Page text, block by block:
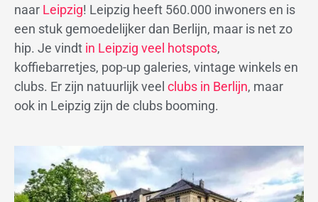
naar Leipzig! Leipzig heeft 560.000 inwoners en is
een stuk gemoedelijker dan Berlijn, maar is net zo
hip. Je vindt in Leipzig veel hotspots,
koffiebarretjes, pop-up galeries, vintage winkels en
clubs. Er zijn natuurlijk veel clubs in Berlijn, maar
ook in Leipzig zijn de clubs booming.